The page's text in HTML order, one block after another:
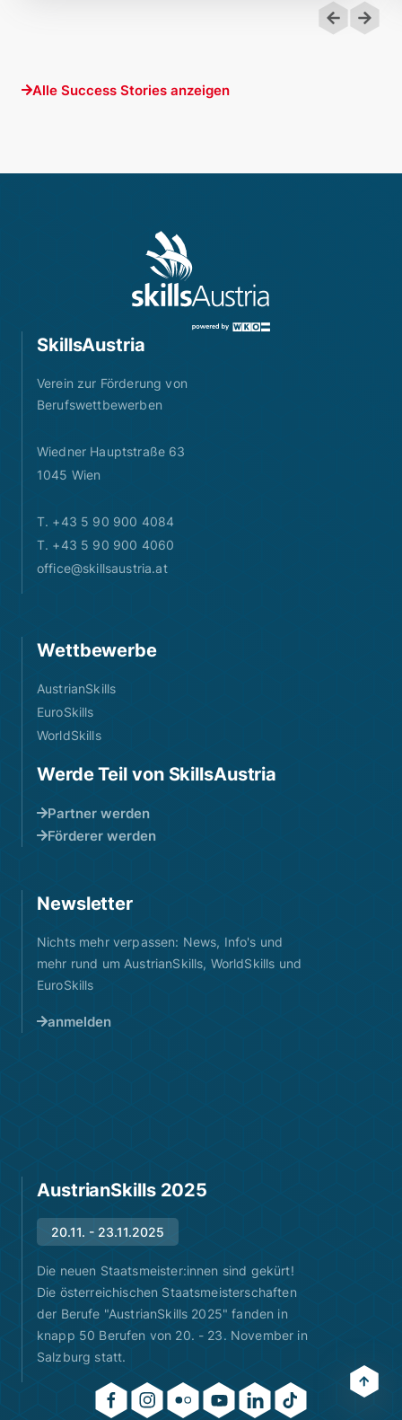
Alle Success Stories anzeigen
SkillsAustria
Verein zur Förderung von
Berufswettbewerben
Wiedner Hauptstraße 63
1045 Wien
T. +43 5 90 900 4084
T. +43 5 90 900 4060
office@skillsaustria.at
Wettbewerbe
AustrianSkills
EuroSkills
WorldSkills
Werde Teil von SkillsAustria
Partner werden
Förderer werden
Newsletter
Nichts mehr verpassen: News, Info's und
mehr rund um AustrianSkills, WorldSkills und
EuroSkills
anmelden
AustrianSkills 2025
20.11. - 23.11.2025
Die neuen Staatsmeister:innen sind gekürt!
Die österreichischen Staatsmeisterschaften
der Berufe "AustrianSkills 2025" fanden in
knapp 50 Berufen von 20. - 23. November in
Salzburg statt.